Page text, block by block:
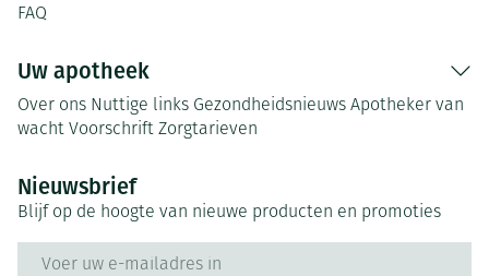
FAQ
Uw apotheek
Over ons Nuttige links Gezondheidsnieuws Apotheker van
wacht Voorschrift Zorgtarieven
Nieuwsbrief
Blijf op de hoogte van nieuwe producten en promoties